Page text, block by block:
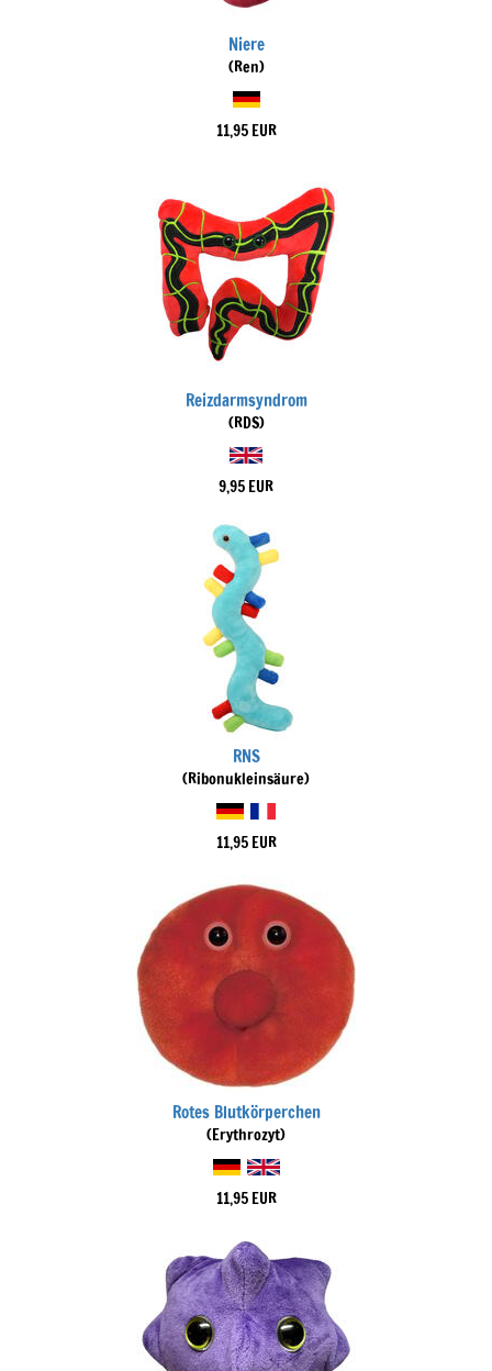
Niere
(Ren)
11,95 EUR
Reizdarmsyndrom
(RDS)
9,95 EUR
RNS
(Ribonukleinsäure)
11,95 EUR
Rotes Blutkörperchen
(Erythrozyt)
11,95 EUR